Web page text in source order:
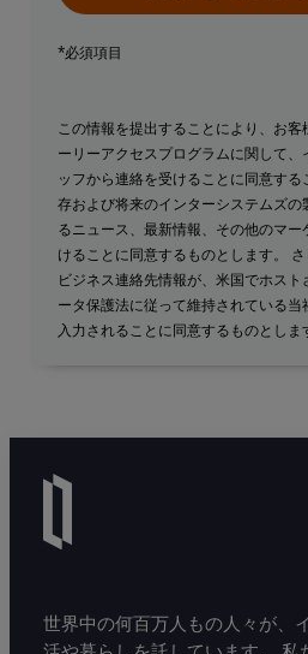
*必須項目
この情報を提出することにより、お
ーリーアクセスプログラムに関して、
ッフから連絡を受けることに同意す
存および将来のインターシステムズ
るニュース、最新情報、その他のマ
けることに同意するものとします。
ビジネス連絡先情報が、米国でホス
ータ保護法に従って維持されている
入力されることに同意するものとしま
世界中の何百万人もの人々が、